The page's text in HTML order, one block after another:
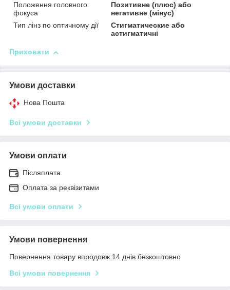
Положення головного
фокуса
Позитивне (плюс) або
негативне (мінус)
Тип лінз по оптичному дії
Стигматические або
астигматичні
Приховати
Умови доставки
Нова Пошта
Всі умови доставки
Умови оплати
Післяплата
Оплата за реквізитами
Всі умови оплати
Умови повернення
Повернення товару впродовж 14 днів безкоштовно
Всі умови повернення